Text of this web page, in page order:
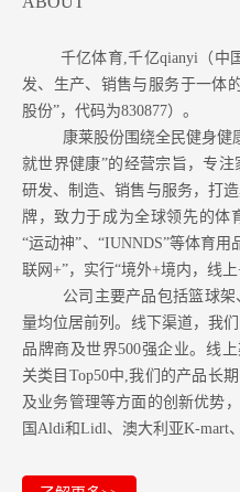
千亿体育,千亿qianyi（中
发、生产、销售与服务于一体
股份”，代码为830877）。
康莱股份围绕全民健身健
就世界健康”的经营宗旨，专
研发、制造、销售与服务，打
牌，致力于成为全球领先的体
“运动神”、“IUNNDS”等体育
联网+”，实行“境外+境内，线上
公司主要产品包括篮球
量均位居前列。 线下渠道，我
品牌商及世界500强企业。 线上
关类目Top50中,我们的产品长
及业务管理等方面的创新优势
国Aldi和Lidl、澳大利亚K-mart、